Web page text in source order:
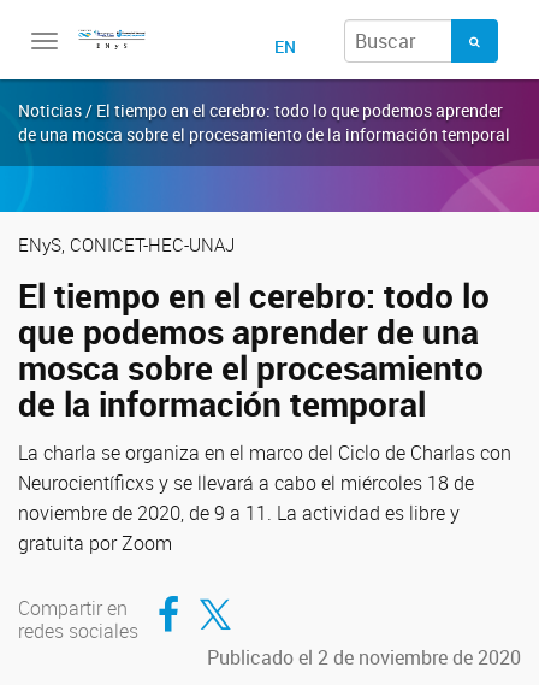
Toggle
EN
Noticias / El tiempo en el cerebro: todo lo que podemos aprender
de una mosca sobre el procesamiento de la información temporal
ENyS, CONICET-HEC-UNAJ
El tiempo en el cerebro: todo lo
que podemos aprender de una
mosca sobre el procesamiento
de la información temporal
La charla se organiza en el marco del Ciclo de Charlas con
Neurocientíficxs y se llevará a cabo el miércoles 18 de
noviembre de 2020, de 9 a 11. La actividad es libre y
gratuita por Zoom
Compartir en
redes sociales
Compartir en Facebook
Compartir en Twitter
Publicado el 2 de noviembre de 2020